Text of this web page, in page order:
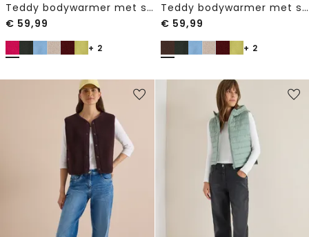
Teddy bodywarmer met softshelldetails
€ 59,99
+ 2
Teddy bodywarmer met softshelldetails
€ 59,99
+ 2